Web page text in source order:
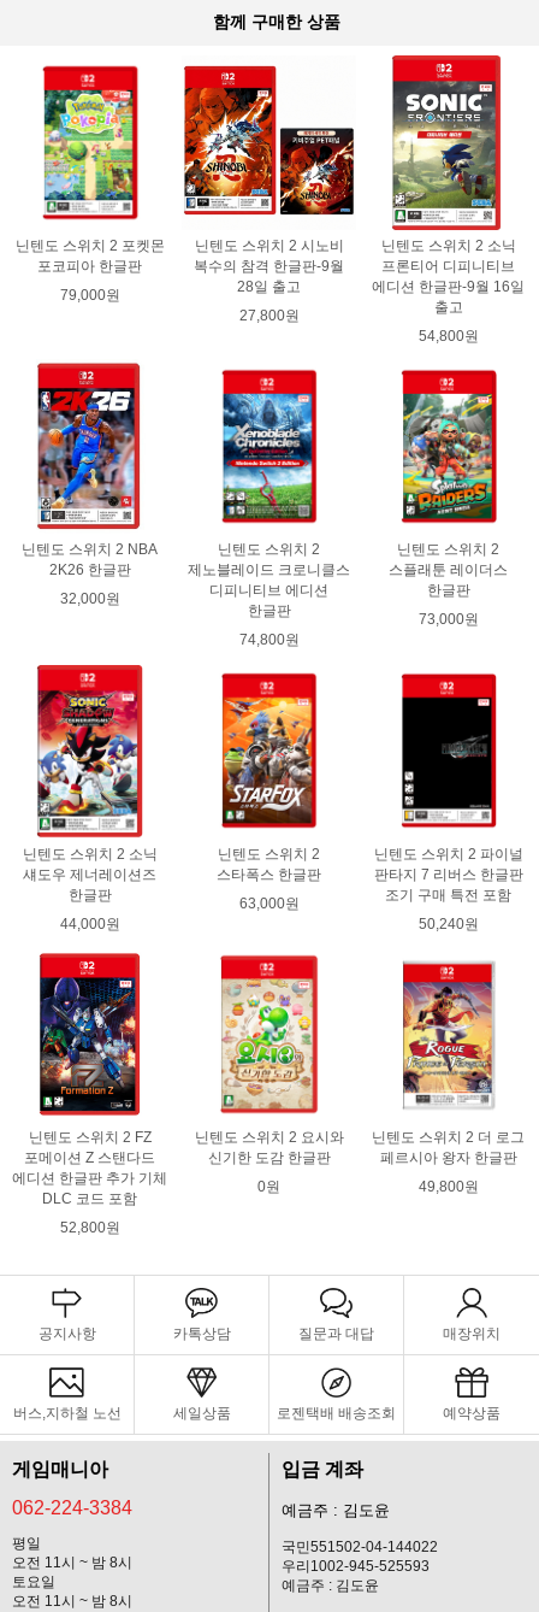
함께 구매한 상품
닌텐도 스위치 2 포켓몬
포코피아 한글판
79,000원
닌텐도 스위치 2 시노비
복수의 참격 한글판-9월
28일 출고
27,800원
닌텐도 스위치 2 소닉
프론티어 디피니티브
에디션 한글판-9월 16일
출고
54,800원
닌텐도 스위치 2 NBA
2K26 한글판
32,000원
닌텐도 스위치 2
제노블레이드 크로니클스
디피니티브 에디션
한글판
74,800원
닌텐도 스위치 2
스플래툰 레이더스
한글판
73,000원
닌텐도 스위치 2 소닉
섀도우 제너레이션즈
한글판
44,000원
닌텐도 스위치 2
스타폭스 한글판
63,000원
닌텐도 스위치 2 파이널
판타지 7 리버스 한글판
조기 구매 특전 포함
50,240원
닌텐도 스위치 2 FZ
포메이션 Z 스탠다드
에디션 한글판 추가 기체
DLC 코드 포함
52,800원
닌텐도 스위치 2 요시와
신기한 도감 한글판
0원
닌텐도 스위치 2 더 로그
페르시아 왕자 한글판
49,800원
공지사항 카톡상담 질문과 대답 매장위치
버스,지하철 노선 세일상품 로젠택배 배송조회 예약상품
게임매니아
062-224-3384
평일
오전 11시 ~ 밤 8시
토요일
오전 11시 ~ 밤 8시
입금 계좌
예금주 : 김도윤
국민551502-04-144022
우리1002-945-525593
예금주 : 김도윤